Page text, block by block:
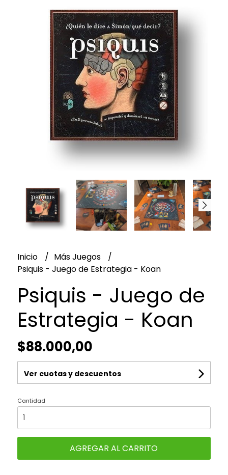
Inicio
Más Juegos
Psiquis - Juego de Estrategia - Koan
Psiquis - Juego de
Estrategia - Koan
$88.000,00
Ver cuotas y descuentos
Cantidad
AGREGAR AL CARRITO